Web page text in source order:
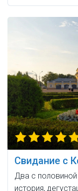
Свидание с
Два с
история,